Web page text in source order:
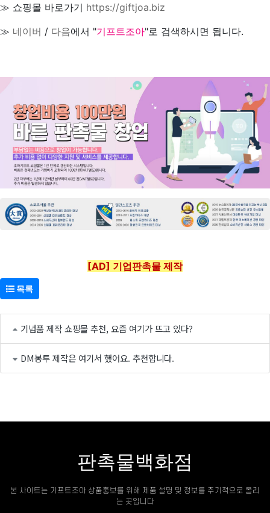
≫ 쇼핑몰 바로가기 https://giftjoa.biz
≫ 네이버 / 다음에서 "기프트조아"로 검색하시면 됩니다.
[AD] 기업판촉물 제작
목록
기념품 제작 쇼핑몰 추천, 요즘 여기가 뜨고 있다?
DM봉투 제작은 여기서 했어요. 추천합니다.
판촉물백화점
본 사이트는 기프트조아 상품홍보를 위해 제품 설명 및 정보를 주기적으로 올리
는 곳입니다